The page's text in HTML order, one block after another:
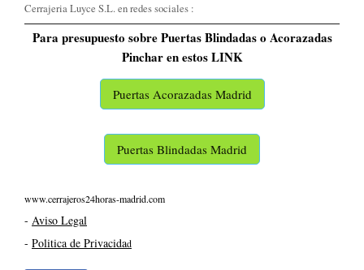
Cerrajeria Luyce S.L. en redes sociales :
Para presupuesto sobre Puertas Blindadas o Acorazadas
Pinchar en estos LINK
Puertas Acorazadas Madrid
Puertas Blindadas Madrid
www.cerrajeros24horas-madrid.com
- Aviso Legal
- Politica de Privacidad